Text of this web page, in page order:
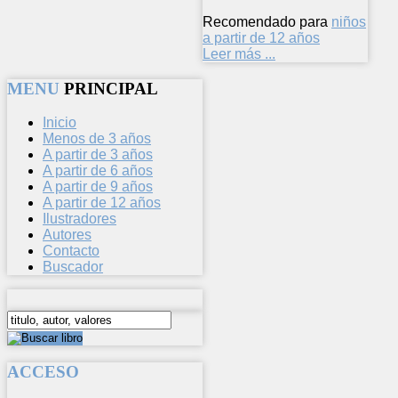
Recomendado para niños
a partir de 12 años
Leer más ...
MENU PRINCIPAL
Inicio
Menos de 3 años
A partir de 3 años
A partir de 6 años
A partir de 9 años
A partir de 12 años
Ilustradores
Autores
Contacto
Buscador
ACCESO